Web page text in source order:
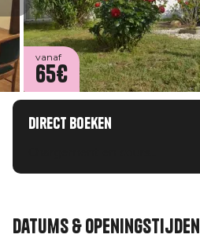
vanaf
65€
Direct boeken
Datums & openingstijden